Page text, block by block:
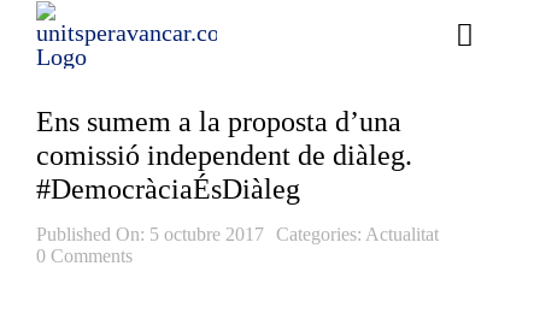
Skip
Toggle
Ens sumem a la proposta d’una
comissió independent de diàleg.
#DemocràciaÉsDiàleg
Published On: 5 octubre 2017 Categories: Actualitat
0 Comments